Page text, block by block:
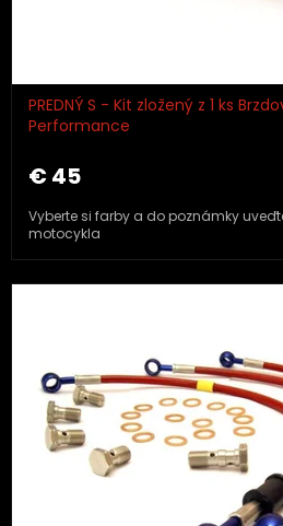
PREDNÝ S - Kit zložený z 1 ks
Performance
€ 45
Vyberte si farby a do poznámky uveďte
motocykla